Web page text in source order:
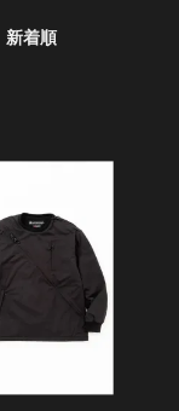
新着順